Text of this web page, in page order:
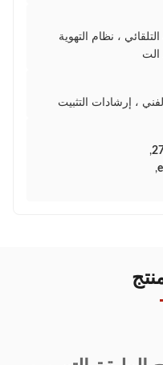
، نظام التهوية
الت
، إرشادات التثبيت
,
,